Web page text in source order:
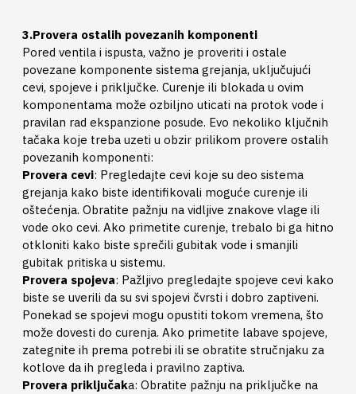
3.Provera ostalih povezanih komponenti
Pored ventila i ispusta, važno je proveriti i ostale
povezane komponente sistema grejanja, uključujući
cevi, spojeve i priključke. Curenje ili blokada u ovim
komponentama može ozbiljno uticati na protok vode i
pravilan rad ekspanzione posude. Evo nekoliko ključnih
tačaka koje treba uzeti u obzir prilikom provere ostalih
povezanih komponenti:
Provera cevi: Pregledajte cevi koje su deo sistema
grejanja kako biste identifikovali moguće curenje ili
oštećenja. Obratite pažnju na vidljive znakove vlage ili
vode oko cevi. Ako primetite curenje, trebalo bi ga hitno
otkloniti kako biste sprečili gubitak vode i smanjili
gubitak pritiska u sistemu.
Provera spojeva: Pažljivo pregledajte spojeve cevi kako
biste se uverili da su svi spojevi čvrsti i dobro zaptiveni.
Ponekad se spojevi mogu opustiti tokom vremena, što
može dovesti do curenja. Ako primetite labave spojeve,
zategnite ih prema potrebi ili se obratite stručnjaku za
kotlove da ih pregleda i pravilno zaptiva.
Provera priključaka: Obratite pažnju na priključke na